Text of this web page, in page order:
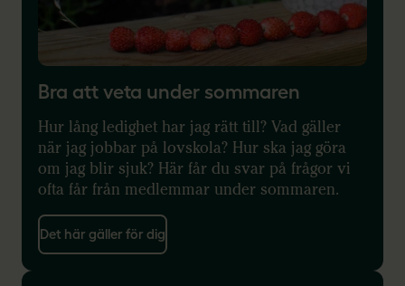
Bra att veta under sommaren
Hur lång ledighet har jag rätt till? Vad gäller
när jag jobbar på lovskola? Hur ska jag göra
om jag blir sjuk? Här får du svar på frågor vi
ofta får från medlemmar under sommaren.
Det här gäller för dig